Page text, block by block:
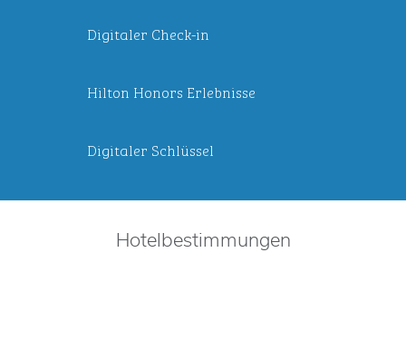
Digitaler Check-in
Hilton Honors Erlebnisse
Digitaler Schlüssel
Hotelbestimmungen